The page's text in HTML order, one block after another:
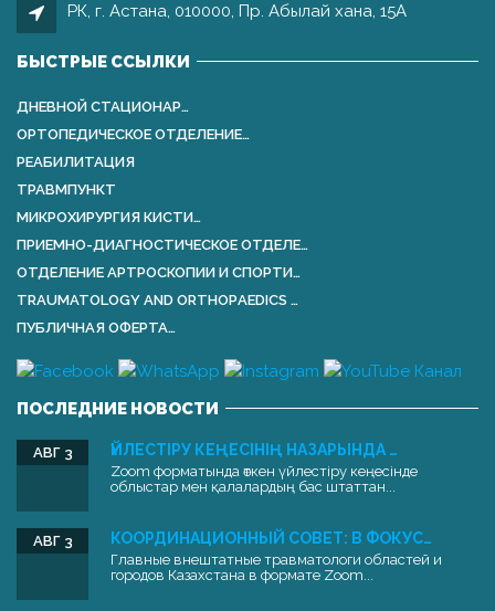
РК, г. Астана, 010000, Пр. Абылай хана, 15А
БЫСТРЫЕ ССЫЛКИ
ДНЕВНОЙ СТАЦИОНАР…
ОРТОПЕДИЧЕСКОЕ ОТДЕЛЕНИЕ…
РЕАБИЛИТАЦИЯ
ТРАВМПУНКТ
МИКРОХИРУРГИЯ КИСТИ…
ПРИЕМНО-ДИАГНОСТИЧЕСКОЕ ОТДЕЛЕ…
ОТДЕЛЕНИЕ АРТРОСКОПИИ И СПОРТИ…
TRAUMATOLOGY AND ORTHOPАEDICS …
ПУБЛИЧНАЯ ОФЕРТА…
ПОСЛЕДНИЕ НОВОСТИ
ҮЙЛЕСТІРУ КЕҢЕСІНІҢ НАЗАРЫНДА …
АВГ 3
Zoom форматында өткен үйлестіру кеңесінде
облыстар мен қалалардың бас штаттан...
КООРДИНАЦИОННЫЙ СОВЕТ: В ФОКУС…
АВГ 3
Главные внештатные травматологи областей и
городов Казахстана в формате Zoom...